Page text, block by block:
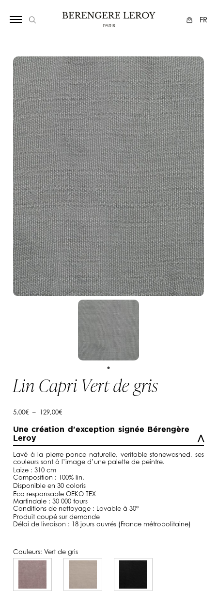
FR
Lin Capri Vert de gris
5,00€ – 129,00€Plage
5,00€
Une création d'exception signée Bérengère
Leroy
Lavéà la pierre ponce naturelle, veritablestonewashed, ses
couleurs sont à l’image d’une palette de peintre.
Laize : 310 cm
Composition : 100% lin.
Disponible en 30 coloris
Eco responsable OEKO TEX
Martindale : 30 000 tours
Conditions de nettoyage : Lavable à 30°
Produit coupé sur demande
Délai de livraison : 18 jours ouvrés (France métropolitaine)
Couleurs: Vert de gris